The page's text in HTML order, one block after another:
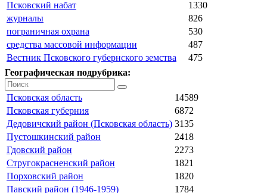
Псковский набат
1330
журналы
826
пограничная охрана
530
средства массовой информации
487
Вестник Псковского губернского земства
475
Географическая подрубрика:
Псковская область
14589
Псковская губерния
6872
Дедовичский район (Псковская область) 3135
Пустошкинский район
2418
Гдовский район
2273
Стругокрасненский район
1821
Порховский район
1820
Павский район (1946-1959)
1784